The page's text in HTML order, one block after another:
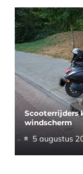
Scooterrijders
windscherm
5 augustus